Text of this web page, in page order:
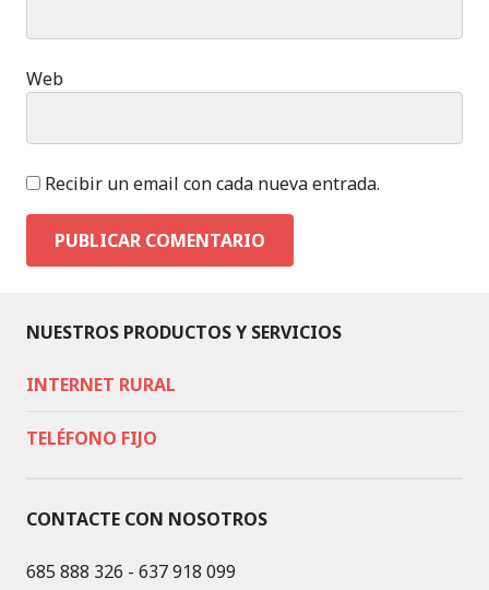
Web
Recibir un email con cada nueva entrada.
NUESTROS PRODUCTOS Y SERVICIOS
INTERNET RURAL
TELÉFONO FIJO
CONTACTE CON NOSOTROS
685 888 326 - 637 918 099